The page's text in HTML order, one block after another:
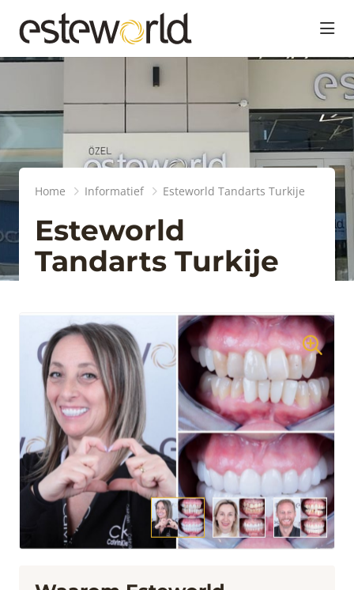
Home Informatief Esteworld Tandarts Turkije
Esteworld
Tandarts Turkije